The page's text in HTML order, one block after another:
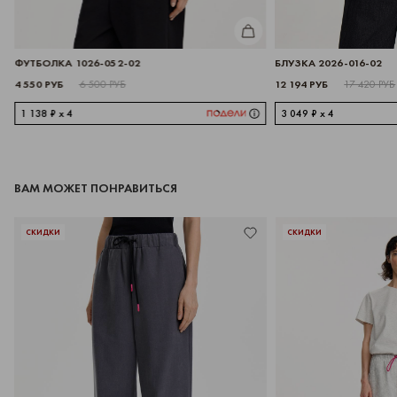
КУПИТЬ
ФУТБОЛКА 1026-052-02
4 550 РУБ
6 500 РУБ
1 138 ₽ x 4
БЛУЗКА 2026-016-02
12 194 РУБ
17 420 РУБ
3 049 ₽ x 4
ВАМ МОЖЕТ ПОНРАВИТЬСЯ
СКИДКИ СКИДКИ